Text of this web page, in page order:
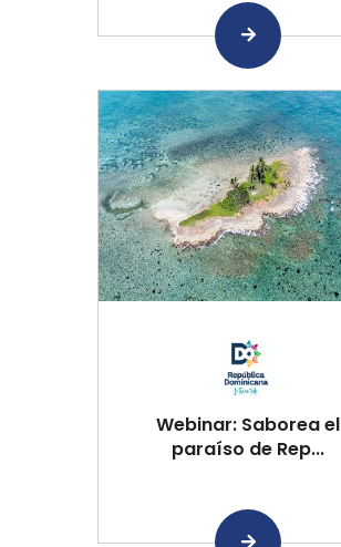
Webinar: Saborea el
paraíso de Rep...